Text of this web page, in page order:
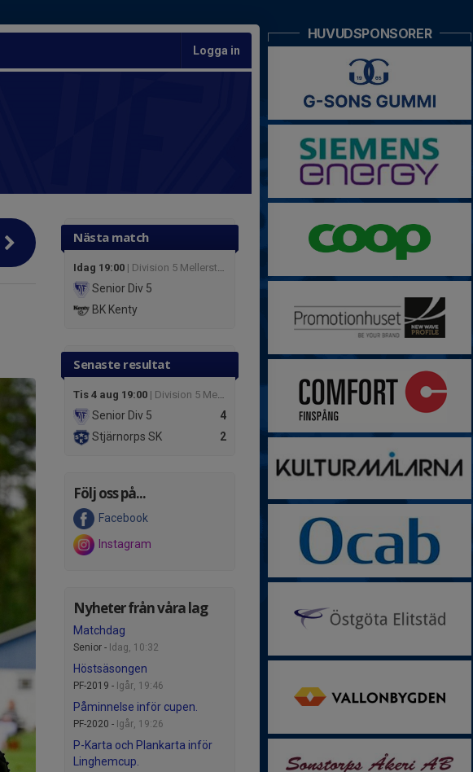
Logga in
Nästa match
Idag 19:00 | Division 5 Mellersta Herr Östergötland
Senior Div 5
BK Kenty
Senaste resultat
Tis 4 aug 19:00 | Division 5 Mellersta Herr Östergötland
4
Senior Div 5
2
Stjärnorps SK
Följ oss på...
Facebook
Instagram
Nyheter från våra lag
Matchdag
Senior - Idag, 10:32
Höstsäsongen
PF-2019 - Igår, 19:46
Påminnelse inför cupen.
PF-2020 - Igår, 19:26
P-Karta och Plankarta inför
Linghemcup.
HUVUDSPONSORER